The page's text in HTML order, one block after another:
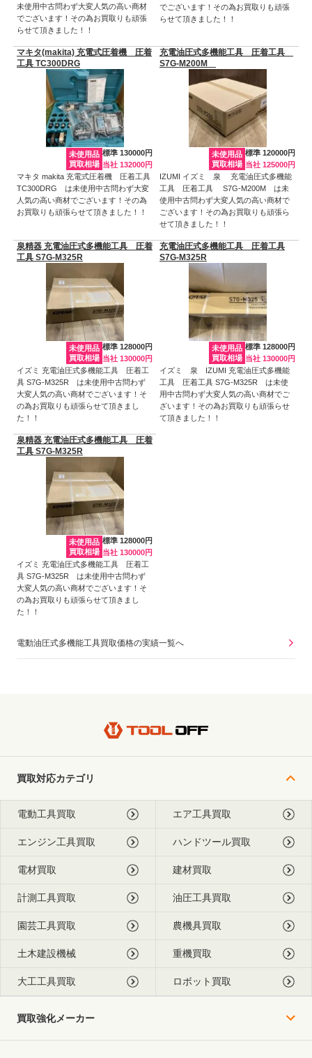
未使用中古問わず大変人気の高い商材
でございます！その為お買取りも頑張
らせて頂きました！！
でございます！その為お買取りも頑張
らせて頂きました！！
マキタ(makita) 充電式圧着機 圧着
工具 TC300DRG
未使用品
買取相場
標準 130000円
当社 132000円
マキタ makita 充電式圧着機 圧着工具
TC300DRG は未使用中古問わず大変
人気の高い商材でございます！その為
お買取りも頑張らせて頂きました！！
充電油圧式多機能工具 圧着工具
S7G-M200M
未使用品
買取相場
標準 120000円
当社 125000円
IZUMI イズミ 泉 充電油圧式多機能
工具 圧着工具 S7G-M200M は未
使用中古問わず大変人気の高い商材で
ございます！その為お買取りも頑張ら
せて頂きました！！
泉精器 充電油圧式多機能工具 圧着
工具 S7G-M325R
未使用品
買取相場
標準 128000円
当社 130000円
イズミ 充電油圧式多機能工具 圧着工
具 S7G-M325R は未使用中古問わず
大変人気の高い商材でございます！そ
の為お買取りも頑張らせて頂きまし
た！！
充電油圧式多機能工具 圧着工具
S7G-M325R
未使用品
買取相場
標準 128000円
当社 130000円
イズミ 泉 IZUMI 充電油圧式多機能
工具 圧着工具 S7G-M325R は未使
用中古問わず大変人気の高い商材でご
ざいます！その為お買取りも頑張らせ
て頂きました！！
泉精器 充電油圧式多機能工具 圧着
工具 S7G-M325R
未使用品
買取相場
標準 128000円
当社 130000円
イズミ 充電油圧式多機能工具 圧着工
具 S7G-M325R は未使用中古問わず
大変人気の高い商材でございます！そ
の為お買取りも頑張らせて頂きまし
た！！
電動油圧式多機能工具買取価格の実績一覧へ
買取対応カテゴリ
電動工具買取 エア工具買取
エンジン工具買取 ハンドツール買取
電材買取 建材買取
計測工具買取 油圧工具買取
園芸工具買取 農機具買取
土木建設機械 重機買取
大工工具買取 ロボット買取
買取強化メーカー